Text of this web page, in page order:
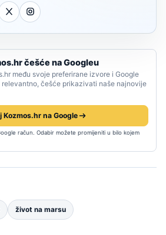
češće na Googleu
među svoje preferirane izvore i Google
relevantno, češće prikazivati naše najnovije
Kozmos.hr na Google
račun. Odabir možete promijeniti u bilo kojem
život na marsu